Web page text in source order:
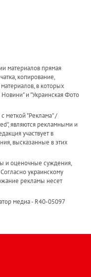
материалов прямая
копирование,
в которых
Новини" и "Украинская Фото
меткой "Реклама" /
являются рекламными и
участвует в
высказанные в этих
и оценочные суждения,
украинскому
рекламы несет
медиа - R40-05097